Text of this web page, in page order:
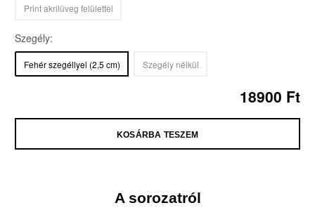
Print akrilüveg felülettel
Szegély:
Fehér szegéllyel (2,5 cm) Szegély nélkül
18900 Ft
KOSÁRBA TESZEM
A sorozatról